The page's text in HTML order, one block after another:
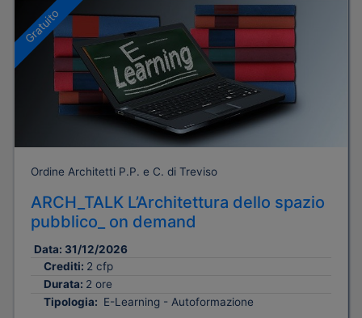
Gratuito
Ordine Architetti P.P. e C. di Treviso
ARCH_TALK L’Architettura dello spazio
pubblico_ on demand
Data: 31/12/2026
Crediti: 2 cfp
Durata: 2 ore
Tipologia: E-Learning - Autoformazione